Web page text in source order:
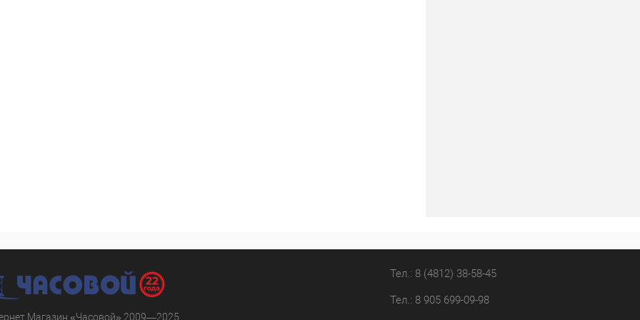
Магазин «Часовой» 2009—2025
Тел.: 8 (4812) 38-58-45
Тел.: 8 905 699-09-98